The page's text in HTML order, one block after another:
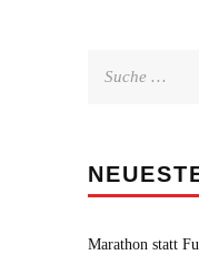
Marathon statt